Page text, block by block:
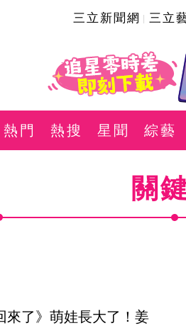
三立新聞網 三立
熱門 熱搜 星聞 綜藝
關
來了》萌娃長大了！姜